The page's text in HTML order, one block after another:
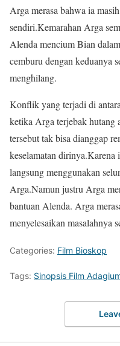
Arga merasa bahwa ia
sendiri.Kemarahan Arga
Alenda mencium Bian
cemburu dengan keduanya
menghilang.
Konflik yang terjadi di
ketika Arga terjebak hutang
tersebut tak bisa dianggap
keselamatan dirinya.Karena
langsung menggunakan
Arga.Namun justru Arga
bantuan Alenda. Arga
menyelesaikan masalahnya
Categories: Film Bioskop
Tags: Sinopsis Film